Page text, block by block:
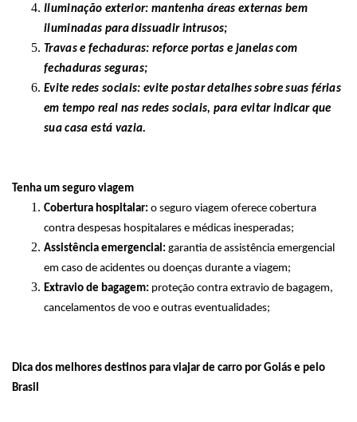
Iluminação exterior: mantenha áreas externas bem
iluminadas para dissuadir intrusos;
Travas e fechaduras: reforce portas e janelas com
fechaduras seguras;
Evite redes sociais: evite postar detalhes sobre suas férias
em tempo real nas redes sociais, para evitar indicar que
sua casa está vazia.
Tenha um seguro viagem
Cobertura hospitalar: o seguro viagem oferece cobertura
contra despesas hospitalares e médicas inesperadas;
Assistência emergencial: garantia de assistência emergencial
em caso de acidentes ou doenças durante a viagem;
Extravio de bagagem: proteção contra extravio de bagagem,
cancelamentos de voo e outras eventualidades;
Dica dos melhores destinos para viajar de carro por Goiás e pelo
Brasil